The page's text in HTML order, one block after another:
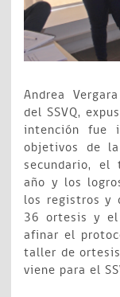
Andrea
del SSVQ,
intención fue
objetivos de
secundario, el
año y los
los registros y
36 ortesis y el
afinar el
taller de
viene para el